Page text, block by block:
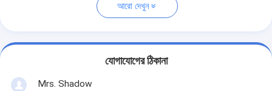
আরো দেখুন
যোগাযোগের ঠিকানা
Mrs. Shadow